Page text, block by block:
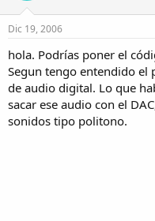
Dic 19, 2006
hola. Podrías poner el
Segun tengo entendido el
de audio digital. Lo que
sacar ese audio con el
sonidos tipo politono.